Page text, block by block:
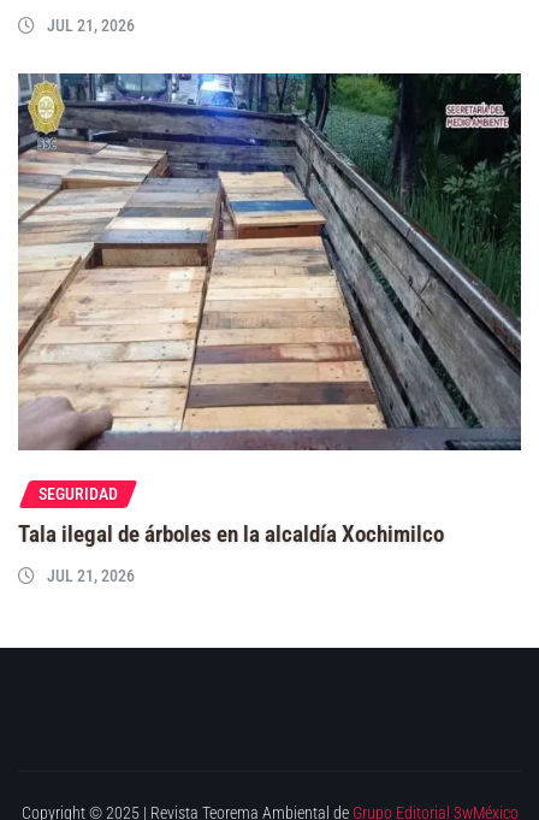
JUL 21, 2026
SEGURIDAD
Tala ilegal de árboles en la alcaldía Xochimilco
JUL 21, 2026
Copyright © 2025 | Revista Teorema Ambiental de Grupo Editorial 3wMéxico